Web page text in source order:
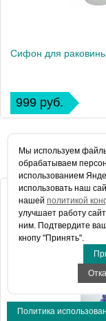
Сифон для
999 руб.
Вы
Политика
Мы используем
обрабатываем
использованием
использовать наш
нашей политикой
улучшает работу
ним. Подтвердите
кнопу "Принять".